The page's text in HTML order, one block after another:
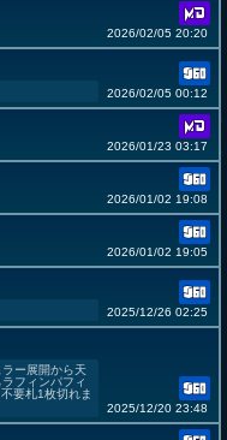
2026/02/05 20:20
2026/02/05 00:12
2026/01/23 03:17
2026/01/02 19:08
2026/01/02 19:05
2025/12/26 02:25
ー展開から天
フィンパフィ
要札1枚切れま
2025/12/20 23:48